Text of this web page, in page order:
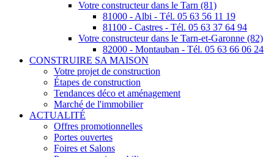
Votre constructeur dans le Tarn (81)
81000 - Albi - Tél. 05 63 56 11 19
81100 - Castres - Tél. 05 63 37 64 94
Votre constructeur dans le Tarn-et-Garonne (82)
82000 - Montauban - Tél. 05 63 66 06 24
CONSTRUIRE SA MAISON
Votre projet de construction
Étapes de construction
Tendances déco et aménagement
Marché de l'immobilier
ACTUALITÉ
Offres promotionnelles
Portes ouvertes
Foires et Salons